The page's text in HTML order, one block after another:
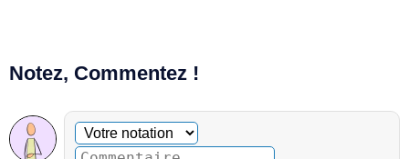
Notez, Commentez !
Commentaire facultatif
Votre notation